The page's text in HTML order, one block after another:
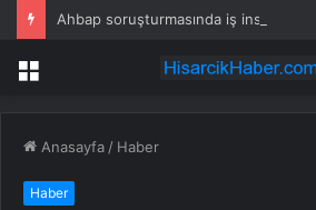
Menü
Anasayfa / Haber
Haber